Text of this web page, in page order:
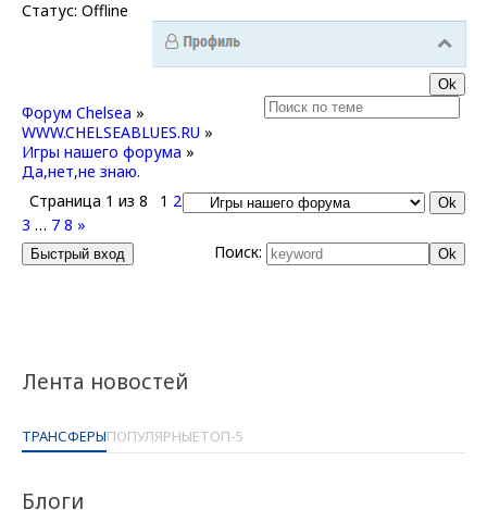
Лента новостей
ТРАНСФЕРЫПОПУЛЯРНЫЕТОП-5
Блоги
Статус: Offline
Форум Chelsea »
WWW.CHELSEABLUES.RU »
Игры нашего форума »
Да,нет,не знаю.
Страница 1 из 8 1 2
3 … 7 8 »
Поиск: